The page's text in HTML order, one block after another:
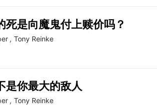
死是向魔鬼付上赎价吗？
, Tony Reinke
是你最大的敌人
, Tony Reinke